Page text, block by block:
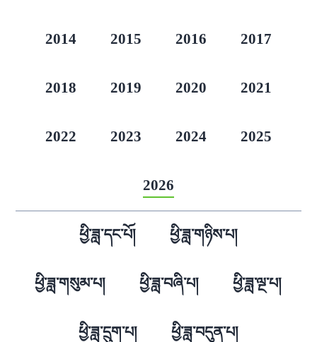
2014 2015 2016 2017
2018 2019 2020 2021
2022 2023 2024 2025
2026
ཕྱི་ཟླ་དང་པོ། ཕྱི་ཟླ་གཉིས་པ།
ཕྱི་ཟླ་གསུམ་པ། ཕྱི་ཟླ་བཞི་པ། ཕྱི་ཟླ་ལྔ་པ།
ཕྱི་ཟླ་དྲུག་པ། ཕྱི་ཟླ་བདུན་པ།